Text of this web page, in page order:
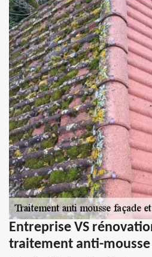
Entreprise VS
traitement anti-